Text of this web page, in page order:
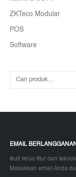
ZKTeco Modular
POS
Software
EMAIL BERLANGGANAN
Ikuti terus fitur dan
Masukkan email Anda